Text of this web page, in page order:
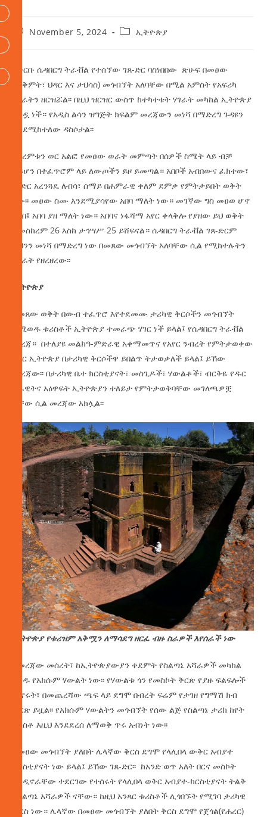
November 5, 2024 ኢትዮጵያ
በቅርቡ ሴዳበርግ ትራቭል የተሰኘው ገጸ-ድር ባስነበበው ጽሁፍ በመፀው
(ጥቅምት፣ ህዳር እና ታህሳስ) መጎብኘት አለባቸው በሚል አምስት የአፍሪካ
ሃገራትን ዘርዝሯል፡፡ በዚህ ዝርዝር ውስጥ ከተካተቱት ሃገራት መካከል ኢትዮጵያ
አንዷ ነች። የአዲስ ልሳን ዝግጅት ክፍልም መረጃውን መነሻ በማድረግ ጉዳዩን
እንደሚከተለው ዳስሶታል፡፡
የክረምቱን ወር አልፎ የመፀው ወራት መምጣት በሰዎች ስሜት ላይ ብቻ
ሳይሆን በተፈጥሮም ላይ ለውጦችን ይዞ ይመጣል። አበቦች አብበውና ፈክተው፣
ምድር አረንጓዴ ለብሳ፣ ሰማይ በሐምራዊ ቀለም ደምቃ የምትታይበት ወቅት
ነው፡፡ መፀው ስሙ እንደሚያሳየው አበባ ማለት ነው። መገኛው ግስ መፀወ ሆኖ
አበበ፤ አበባ ያዘ ማለት ነው። አበባና ነፋሻማ አየር ቀላቅሎ የያዘው ይህ ወቅት
ከመስከረም 26 እስከ ታኅሣሥ 25 ይሸፍናል። ሴዳበርግ ትራቭል ገጸ-ድርም
ይህንን መነሻ በማድረግ ነው በመጸው መጎብኘት አለባቸው ሲል የሚከተሉትን
ሃገራት የዘረዘረው፡፡
ኢትዮጵያ
በመጸው ወቅት በውብ ተፈጥሮ እየተደመሙ ታሪካዊ ቅርሶችን መጎብኘት
ለሚወዱ ቱሪስቶች ኢትዮጵያ ተመራጭ ሃገር ነች ይላል፤ የሴዳበርግ ትራቭል
መረጃ። በተለያዩ መልክዓ-ምድራዊ አቀማመጥና የአየር ንብረት የምትታወቀው
አገር ኢትዮጵያ በታሪካዊ ቅርሶችዋ ይበልጥ ትታወቃለች ይላል፤ ይኸው
መረጃው፡፡ በታሪካዊ ቤተ ክርስቲያናት፣ መስጊዶች፣ ሃውልቶች፣ ብርቅዬ የዱር
አራዊትና አዕዋፍት ኢትዮጵያን ተለይታ የምትታወቅባቸው መገለጫዎቿ
ናቸው ሲል መረጃው አክሏል፡፡
ኢትዮጵያ የቱሪዝም አቅሟን ለማሳደግ ዘርፈ ብዙ ስራዎች እየሰራች ነው
በመረጃው መሰረት፣ ከኢትዮጵያውያን ቀደምት የስልጣኔ አሻራዎች መካከል
አንዱ የአክሱም ሃውልት ነው፡፡ የሃውልቱ ጎን የመስኮት ቅርጽ የያዙ ፍልፍሎች
ሲኖሩት፣ በመጨረሻው ጫፍ ላይ ደግሞ በብረት ፍሬም የታገዘ የግማሽ ክብ
ቅርጽ ይዟል፡፡ የአክሱም ሃውልትን መጎብኘት የሰው ልጅ የስልጣኔ ታሪክ ከየት
ተነስቶ እዚህ እንደደረሰ ለማወቅ ጥሩ አብነት ነው፡፡
በመፀው መጎብኘት ያለበት ሌላኛው ቅርስ ደግሞ የላሊበላ ውቅር አብያተ
ክርስቲያናት ነው ይላል፤ ይኸው ገጸ-ድር፡፡ ከአንድ ወጥ አለት በርና መስኮት
እንዲኖራቸው ተደርገው የተሰሩት የላሊበላ ወቅር አብያተ-ክርስቲያናት ትልቅ
የስልጣኔ አሻራዎች ናቸው። ከዚህ አንጻር ቱሪስቶች ሊጎበኙት የሚገባ ታሪካዊ
ቅርስ ነው። ሌላኛው በመፀው መጎብኘት ያለበት ቅርስ ደግሞ የጀጎል(የሐረር)